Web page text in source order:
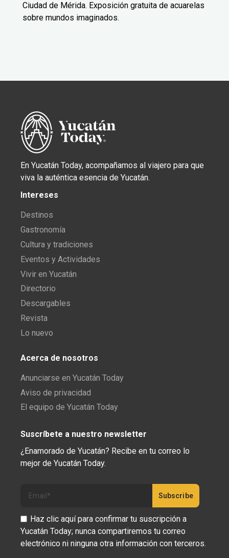
Ciudad de Mérida. Exposición gratuita de acuarelas
sobre mundos imaginados.
En Yucatán Today, acompañamos al viajero para que
viva la auténtica esencia de Yucatán.
Intereses
Destinos
Gastronomía
Cultura y tradiciones
Eventos y Actividades
Vivir en Yucatán
Directorio
Descargables
Revista
Lo nuevo
Acerca de nosotros
Anunciarse en Yucatán Today
Aviso de privacidad
El equipo de Yucatán Today
Suscríbete a nuestro newsletter
¿Enamorado de Yucatán? Recibe en tu correo lo
mejor de Yucatán Today.
Haz clic aquí para confirmar tu suscripción a
Yucatán Today; nunca compartiremos tu correo
electrónico ni ninguna otra información con terceros.